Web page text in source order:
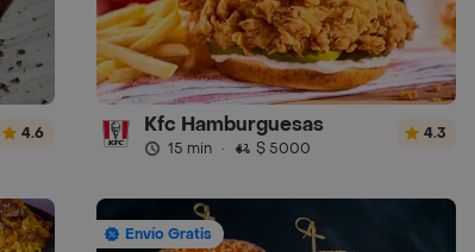
4.6 Kfc Hamburguesas
15 min · $ 5000
4.3
Envío Gratis